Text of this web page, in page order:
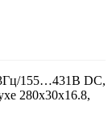
155…431В DC,
280х30х16.8,